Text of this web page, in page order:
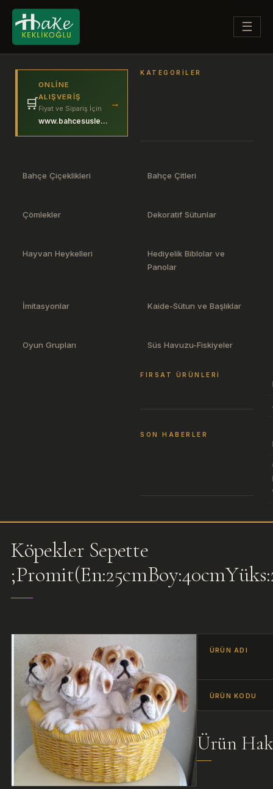
☰
🛒
ONLINE
ALIŞVERIŞ
Fiyat ve Sipariş İçin
www.bahcesuslerim.com
→
KATEGORILER
Bahçe Çiçeklikleri Bahçe Çitleri
Çömlekler Dekoratif Sütunlar
Hayvan Heykelleri
Hediyelik Biblolar ve
Panolar
İmitasyonlar Kaide-Sütun ve Başlıklar
Oyun Grupları Süs Havuzu-Fiskiyeler
FIRSAT ÜRÜNLERI
SON HABERLER
Köpekler Sepette
ÜRÜN ADI
ÜRÜN KODU
Ürün